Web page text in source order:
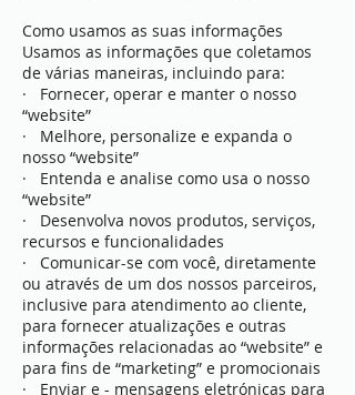
Como usamos as suas informações
Usamos as informações que coletamos
de várias maneiras, incluindo para:
· Fornecer, operar e manter o nosso
“website”
· Melhore, personalize e expanda o
nosso “website”
· Entenda e analise como usa o nosso
“website”
· Desenvolva novos produtos, serviços,
recursos e funcionalidades
· Comunicar-se com você, diretamente
ou através de um dos nossos parceiros,
inclusive para atendimento ao cliente,
para fornecer atualizações e outras
informações relacionadas ao “website” e
para fins de “marketing” e promocionais
· Enviar e - mensagens eletrónicas para